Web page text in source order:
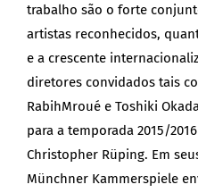
trabalho são o forte
artistas reconhecidos,
e a crescente
diretores convidados tais
RabihMroué e Toshiki
para a temporada 2015/
Christopher Rüping. Em
Münchner Kammerspiele